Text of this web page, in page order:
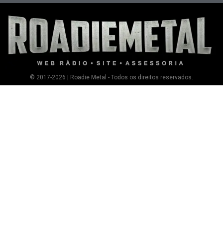
© 2017-2026 | Roadie Metal - Todos os direitos reservados.